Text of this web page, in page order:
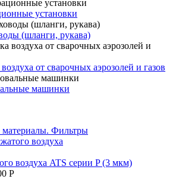
установки
(шланги, рукава)
от сварочных аэрозолей и газов
машинки
Фильтры
воздуха
воздуха ATS серии P (3 мкм)
P